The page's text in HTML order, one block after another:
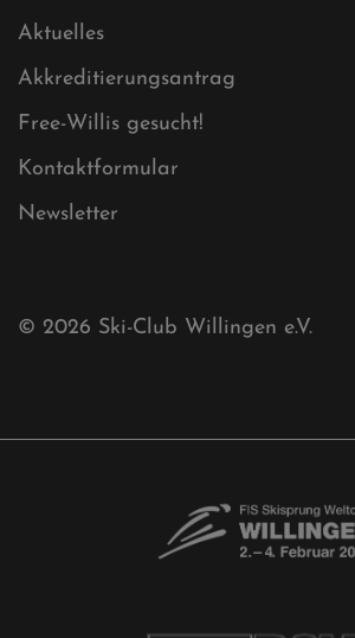
Ski-Club
Mühlenkopfschanze
Sponsoren
Aktuelles
Akkreditierungsantrag